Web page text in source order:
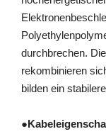
durchbrechen.
rekombinieren
bilden ein
●